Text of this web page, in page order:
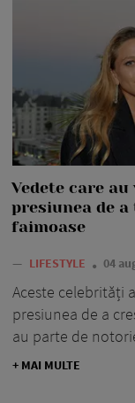
Vedete care
presiunea de
faimoase
— LIFESTYLE 04
Aceste celebrități
presiunea de a
au parte de
+ MAI MULTE